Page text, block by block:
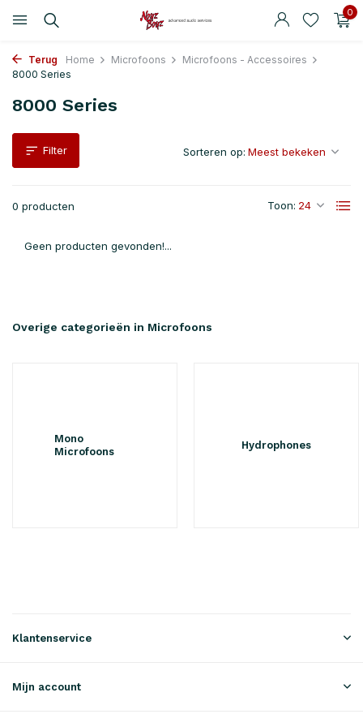
0
Terug Home Microfoons
Microfoons - Accessoires
8000 Series
8000 Series
Filter
0 producten Toon:
Sorteren op:
Geen producten gevonden!...
Overige categorieën in Microfoons
Mono
Microfoons
Hydrophones
Klantenservice
Mijn account